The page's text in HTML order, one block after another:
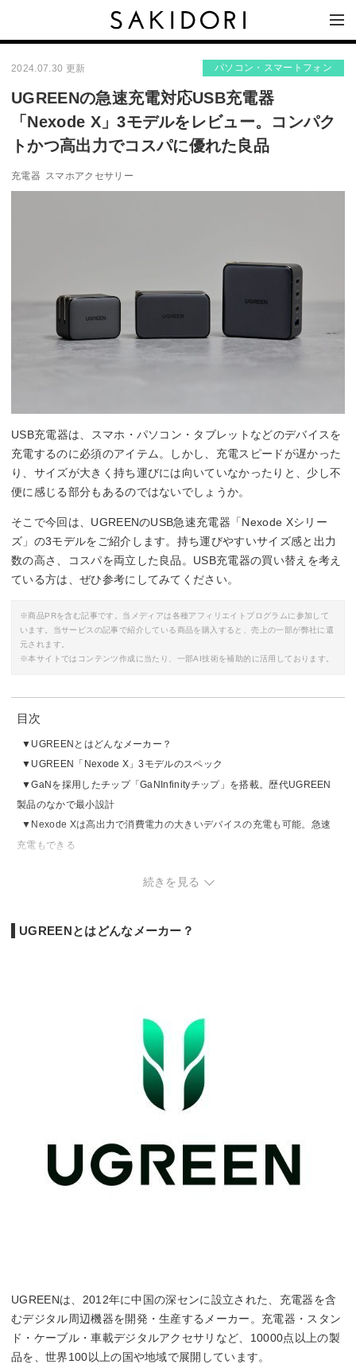
2024.07.30 更新 パソコン・スマートフォン
UGREENの急速充電対応USB充電器
「Nexode X」3モデルをレビュー。コンパク
トかつ高出力でコスパに優れた良品
充電器 スマホアクセサリー
USB充電器は、スマホ・パソコン・タブレットなどのデバイスを
充電するのに必須のアイテム。しかし、充電スピードが遅かった
り、サイズが大きく持ち運びには向いていなかったりと、少し不
便に感じる部分もあるのではないでしょうか。
そこで今回は、UGREENのUSB急速充電器「Nexode Xシリー
ズ」の3モデルをご紹介します。持ち運びやすいサイズ感と出力
数の高さ、コスパを両立した良品。USB充電器の買い替えを考え
ている方は、ぜひ参考にしてみてください。
※商品PRを含む記事です。当メディアは各種アフィリエイトプログラムに参加して
います。当サービスの記事で紹介している商品を購入すると、売上の一部が弊社に還
元されます。
※本サイトではコンテンツ作成に当たり、一部AI技術を補助的に活用しております。
目次
UGREENとはどんなメーカー？
UGREEN「Nexode X」3モデルのスペック
GaNを採用したチップ「GaNInfinityチップ」を搭載。歴代UGREEN
製品のなかで最小設計
Nexode Xは高出力で消費電力の大きいデバイスの充電も可能。急速
充電もできる
続きを見る
UGREENとはどんなメーカー？
UGREENは、2012年に中国の深センに設立された、充電器を含
むデジタル周辺機器を開発・生産するメーカー。充電器・スタン
ド・ケーブル・車載デジタルアクセサリなど、10000点以上の製
品を、世界100以上の国や地域で展開しています。